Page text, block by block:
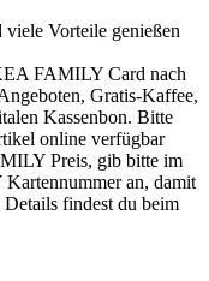
Vorteile genießen
FAMILY Card nach
Gratis-Kaffee,
Kassenbon. Bitte
online verfügbar
Preis, gib bitte im
an, damit
findest du beim